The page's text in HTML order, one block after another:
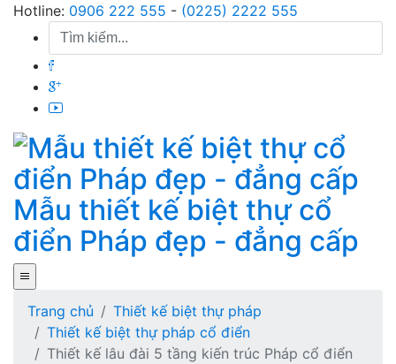
Skip
content
Hotline: 0906 222 555 - (0225) 2222 555
Mẫu thiết kế biệt thự cổ
điển Pháp đẹp - đẳng cấp
Trang chủ
Thiết kế biệt thự pháp
Thiết kế biệt thự pháp cổ điển
Thiết kế lâu đài 5 tầng kiến trúc Pháp cổ điển